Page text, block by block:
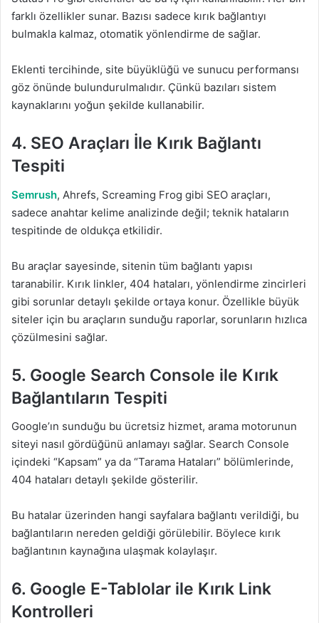
farklı özellikler sunar. Bazısı sadece kırık bağlantıyı
bulmakla kalmaz, otomatik yönlendirme de sağlar.
Eklenti tercihinde, site büyüklüğü ve sunucu performansı
göz önünde bulundurulmalıdır. Çünkü bazıları sistem
kaynaklarını yoğun şekilde kullanabilir.
4. SEO Araçları İle Kırık Bağlantı
Tespiti
Semrush, Ahrefs, Screaming Frog gibi SEO araçları,
sadece anahtar kelime analizinde değil; teknik hataların
tespitinde de oldukça etkilidir.
Bu araçlar sayesinde, sitenin tüm bağlantı yapısı
taranabilir. Kırık linkler, 404 hataları, yönlendirme zincirleri
gibi sorunlar detaylı şekilde ortaya konur. Özellikle büyük
siteler için bu araçların sunduğu raporlar, sorunların hızlıca
çözülmesini sağlar.
5. Google Search Console ile Kırık
Bağlantıların Tespiti
Google’ın sunduğu bu ücretsiz hizmet, arama motorunun
siteyi nasıl gördüğünü anlamayı sağlar. Search Console
içindeki “Kapsam” ya da “Tarama Hataları” bölümlerinde,
404 hataları detaylı şekilde gösterilir.
Bu hatalar üzerinden hangi sayfalara bağlantı verildiği, bu
bağlantıların nereden geldiği görülebilir. Böylece kırık
bağlantının kaynağına ulaşmak kolaylaşır.
6. Google E-Tablolar ile Kırık Link
Kontrolleri